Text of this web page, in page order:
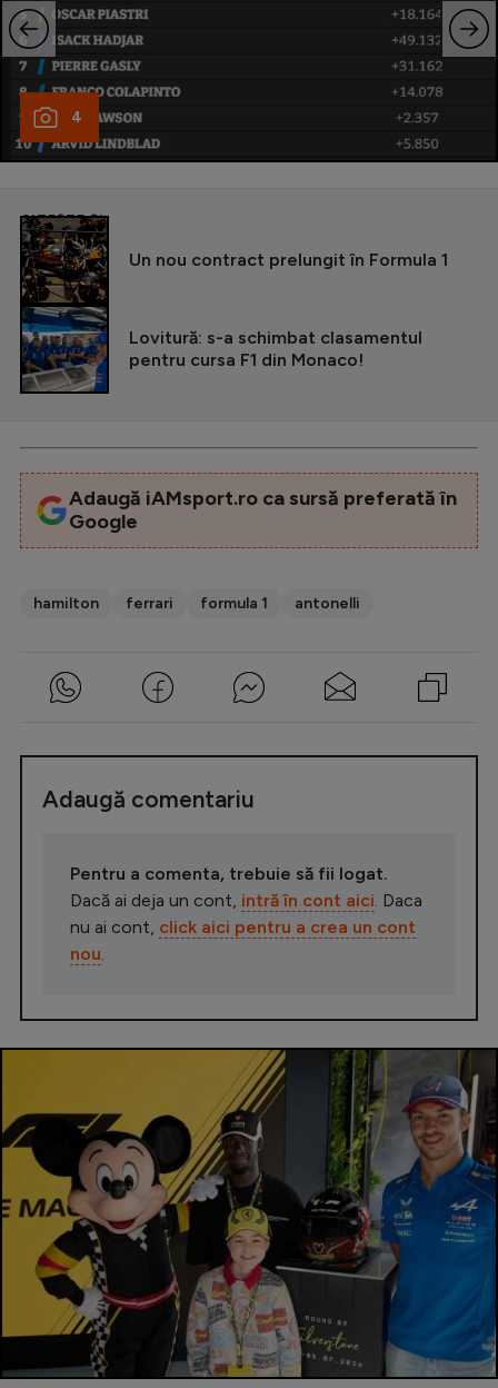
4
CITEȘTE ȘI
Un nou contract prelungit în Formula 1
Lovitură: s-a schimbat clasamentul
pentru cursa F1 din Monaco!
Adaugă iAMsport.ro ca sursă preferată în
Google
hamilton ferrari formula 1 antonelli
Adaugă comentariu
Pentru a comenta, trebuie să fii logat.
Dacă ai deja un cont, intră în cont aici. Daca
nu ai cont, click aici pentru a crea un cont
nou.